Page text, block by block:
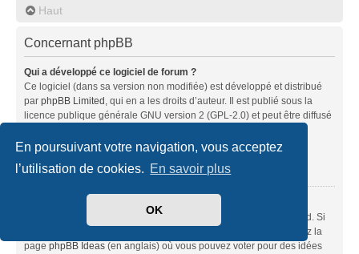
En poursuivant votre navigation, vous acceptez
l’utilisation de cookies. En savoir plus
OK
Haut
Concernant phpBB
Qui a développé ce logiciel de forum ?
Ce logiciel (dans sa version non modifiée) est développé et distribué
par phpBB Limited, qui en a les droits d’auteur. Il est publié sous la
licence publique générale GNU version 2 (GPL-2.0) et peut être diffusé
À propos de phpBB» (en anglais).
Haut
Ce logiciel a été développé et mis sous licence par phpBB Limited. Si
vous pensez qu’une fonctionnalité nécessite d’être ajoutée, visitez la
page phpBB Ideas (en anglais) où vous pouvez voter pour des idées